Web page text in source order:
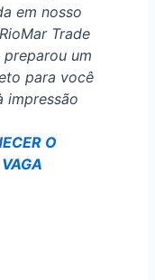
em nosso
Trade
um
para você
impressão
O